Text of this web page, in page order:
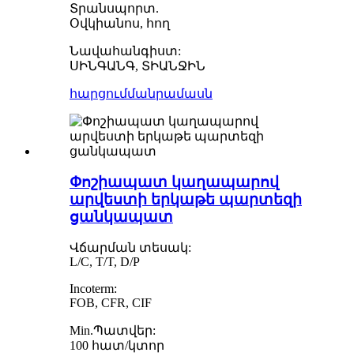
Տրանսպորտ.
Օվկիանոս, հող
Նավահանգիստ:
ՍԻՆԳԱՆԳ, ՏԻԱՆՋԻՆ
հարցումմանրամասն
Փոշիապատ կաղապարով
արվեստի երկաթե պարտեզի
ցանկապատ
Վճարման տեսակ:
L/C, T/T, D/P
Incoterm:
FOB, CFR, CIF
Min.Պատվեր:
100 հատ/կտոր